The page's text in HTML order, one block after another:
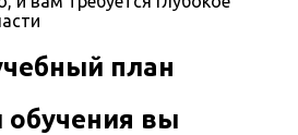
план
обучения вы